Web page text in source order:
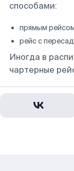
способами:
прямым
рейс с
Иногда в
чартерные